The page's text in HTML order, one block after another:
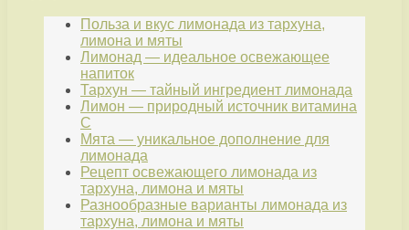
Польза и вкус лимонада из тархуна,
лимона и мяты
Лимонад — идеальное освежающее
напиток
Тархун — тайный ингредиент лимонада
Лимон — природный источник витамина
C
Мята — уникальное дополнение для
лимонада
Рецепт освежающего лимонада из
тархуна, лимона и мяты
Разнообразные варианты лимонада из
тархуна, лимона и мяты